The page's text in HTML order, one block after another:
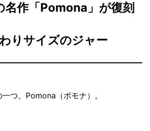
名作「Pomona」が復刻
りサイズのジャー
つ、Pomona（ポモナ）。